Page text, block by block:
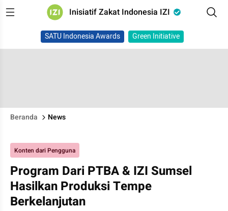
Inisiatif Zakat Indonesia IZI
SATU Indonesia Awards Green Initiative
Beranda News
Konten dari Pengguna
Program Dari PTBA & IZI Sumsel
Hasilkan Produksi Tempe
Berkelanjutan